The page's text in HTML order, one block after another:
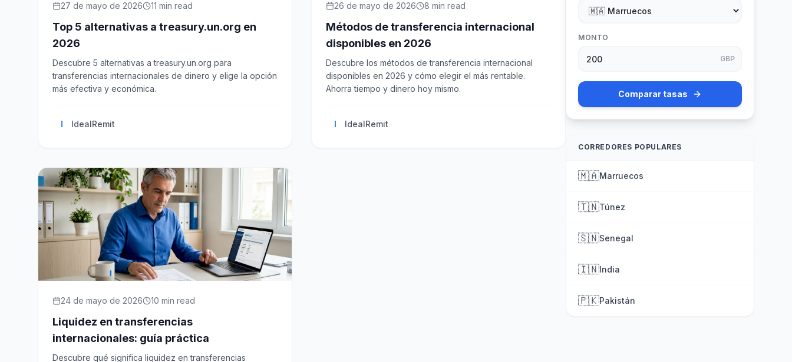
27 de mayo de 2026 11 min read
Top 5 alternativas a treasury.un.org en
2026
Descubre 5 alternativas a treasury.un.org para
transferencias internacionales de dinero y elige la opción
más efectiva y económica.
I IdealRemit
26 de mayo de 2026 8 min read
Métodos de transferencia internacional
disponibles en 2026
Descubre los métodos de transferencia internacional
disponibles en 2026 y cómo elegir el más rentable.
Ahorra tiempo y dinero hoy mismo.
I IdealRemit
24 de mayo de 2026 10 min read
Liquidez en transferencias
internacionales: guía práctica
Descubre qué significa liquidez en transferencias
MONTO
GBP
Comparar tasas
CORREDORES POPULARES
🇲🇦Marruecos
🇹🇳Túnez
🇸🇳Senegal
🇮🇳India
🇵🇰Pakistán